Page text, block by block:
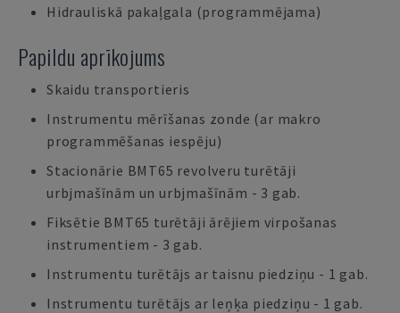
Hidrauliskā pakaļgala (programmējama)
Papildu aprīkojums
Skaidu transportieris
Instrumentu mērīšanas zonde (ar makro
programmēšanas iespēju)
Stacionārie BMT65 revolveru turētāji
urbjmašīnām un urbjmašīnām - 3 gab.
Fiksētie BMT65 turētāji ārējiem virpošanas
instrumentiem - 3 gab.
Instrumentu turētājs ar taisnu piedziņu - 1 gab.
Instrumentu turētājs ar leņķa piedziņu - 1 gab.